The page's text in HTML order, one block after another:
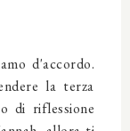
d'accordo.
la terza
di riflessione